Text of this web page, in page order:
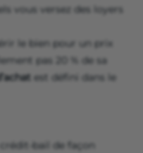
vous versez des loyers
le bien pour un prix
pas 20 % de sa
est défini dans le
bail de façon